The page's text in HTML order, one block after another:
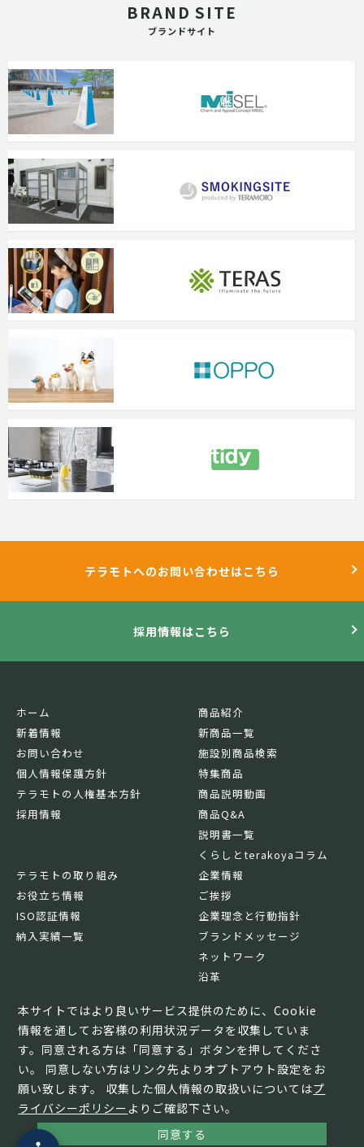
BRAND SITE
ブランドサイト
本サイトではより良いサービス提供のために、Cookie
情報を通してお客様の利用状況データを収集していま
す。同意される方は「同意する」ボタンを押してくださ
い。 同意しない方はリンク先よりオプトアウト設定をお
願い致します。 収集した個人情報の取扱いについてはプ
ライバシーポリシー よりご確認下さい。
同意する
テラモトへのお問い合わせはこちら
採用情報はこちら
ホーム
新着情報
お問い合わせ
個人情報保護方針
テラモトの人権基本方針
採用情報
商品紹介
新商品一覧
施設別商品検索
特集商品
商品説明動画
商品Q&A
説明書一覧
くらしとterakoyaコラム
テラモトの取り組み
お役立ち情報
ISO認証情報
納入実績一覧
企業情報
ご挨拶
企業理念と行動指針
ブランドメッセージ
ネットワーク
沿革